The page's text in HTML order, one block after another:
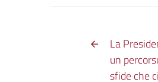
La
un
sfide che